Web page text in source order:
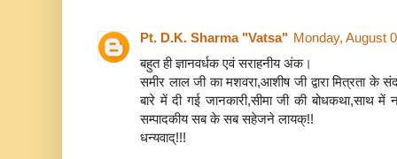
नोट-: लहसून बहूत तीव्र जलन पैदा करने वाली एवम
बरते खासकर बच्चो मे।
अब मुझे आज्ञा दीजिए, अगले सप्ताह नई बात अन्य
( स्तोत्रः स्वास्थ-सजीवनी पुस्तक साध्वी श्री
Pt. D.K. Sharma "Vatsa" Monday, August
बहुत ही ज्ञानवर्धक एवं सराहनीय अंक।
समीर लाल जी का मशवरा,आशीष जी द्वारा मित्रता के
बारे में दी गई जानकारी,सीमा जी की बोधकथा,साथ
सम्पादकीय सब के सब सहेजने लायक्!!
धन्यवाद्!!!